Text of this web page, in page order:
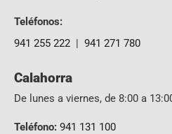
Teléfonos:
941 255 222 | 941 271 780
Calahorra
De lunes a viernes, de 8:00 a
Teléfono: 941 131 100